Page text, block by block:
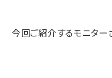
今回ご紹介するモニター